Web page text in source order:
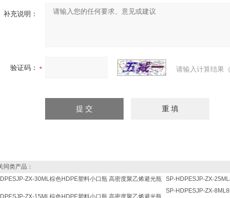
补充说明：
验证码： 请输入计算结果
类产品：
ZX-30ML棕色HDPE塑料小口瓶 高密度聚乙烯避光瓶 SP-HDPESJP-ZX-
ZX-15ML棕色HDPE塑料小口瓶 高密度聚乙烯避光瓶
SP-HDPESJP-ZX-